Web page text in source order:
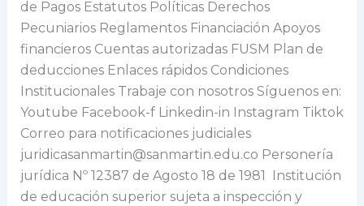
de Pagos Estatutos Políticas Derechos
Pecuniarios Reglamentos Financiación Apoyos
financieros Cuentas autorizadas FUSM Plan de
deducciones Enlaces rápidos Condiciones
Institucionales Trabaje con nosotros Síguenos en:
Youtube Facebook-f Linkedin-in Instagram Tiktok
Correo para notificaciones judiciales
juridicasanmartin@sanmartin.edu.co Personería
jurídica Nº 12387 de Agosto 18 de 1981 Institución
de educación superior sujeta a inspección y